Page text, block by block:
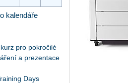
kalendáře
pro pokročilé
a prezentace
Days